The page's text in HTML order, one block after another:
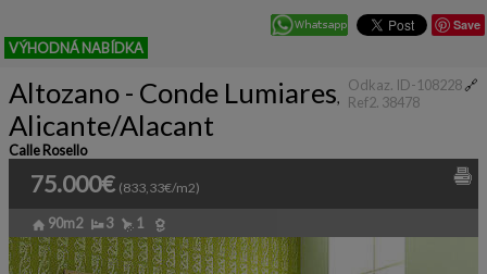
Save
VÝHODNÁ NABÍDKA
Odkaz. ID-108228🔗
Ref2. 38478
Altozano - Conde Lumiares,
Alicante/Alacant
Calle Rosello
75.000€ (833,33€/m2)
90m2 3 1